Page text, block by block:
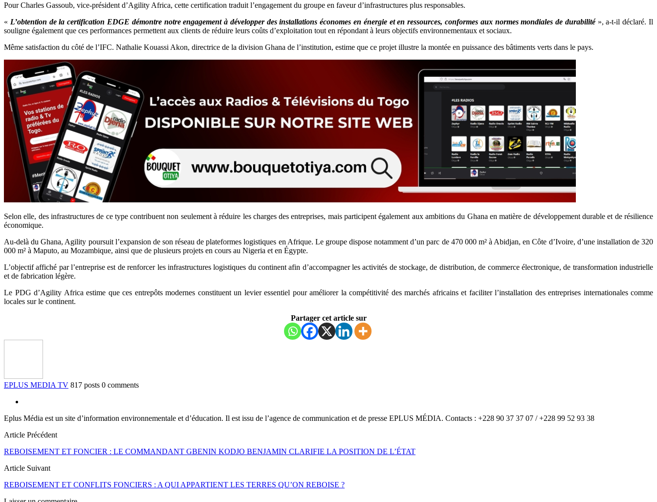
Pour Charles Gassoub, vice-président d’Agility Africa, cette certification traduit l’engagement du groupe en faveur d’infrastructures plus responsables.
« L’obtention de la certification EDGE démontre notre engagement à développer des installations économes en énergie et en ressources, conformes aux normes mondiales de durabilité», a-t-il déclaré. Il
souligne également que ces performances permettent aux clients de réduire leurs coûts d’exploitation tout en répondant à leurs objectifs environnementaux et sociaux.
Même satisfaction du côté de l’IFC. Nathalie Kouassi Akon, directrice de la division Ghana de l’institution, estime que ce projet illustre la montée en puissance des bâtiments verts dans le pays.
Selon elle, des infrastructures de ce type contribuent non seulement à réduire les charges des entreprises, mais participent également aux ambitions du Ghana en matière de développement durable et de résilience
économique.
Au-delà du Ghana, Agility poursuit l’expansion de son réseau de plateformes logistiques en Afrique. Le groupe dispose notamment d’un parc de 470 000 m² à Abidjan, en Côte d’Ivoire, d’une installation de 320
000 m² à Maputo, au Mozambique, ainsi que de plusieurs projets en cours au Nigeria et en Égypte.
L’objectif affiché par l’entreprise est de renforcer les infrastructures logistiques du continent afin d’accompagner les activités de stockage, de distribution, de commerce électronique, de transformation industrielle
et de fabrication légère.
Le PDG d’Agility Africa estime que ces entrepôts modernes constituent un levier essentiel pour améliorer la compétitivité des marchés africains et faciliter l’installation des entreprises internationales comme
locales sur le continent.
Partager cet article sur
EPLUS MEDIA TV 817 posts 0 comments
Eplus Média est un site d’information environnementale et d’éducation. Il est issu de l’agence de communication et de presse EPLUS MÉDIA. Contacts : +228 90 37 37 07 / +228 99 52 93 38
Article Précédent
REBOISEMENT ET FONCIER : LE COMMANDANT GBENIN KODJO BENJAMIN CLARIFIE LA POSITION DE L’ÉTAT
Article Suivant
REBOISEMENT ET CONFLITS FONCIERS : A QUI APPARTIENT LES TERRES QU’ON REBOISE ?